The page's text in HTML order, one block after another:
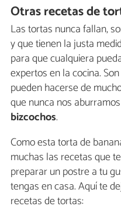
Otras recetas de
Las tortas nunca fallan,
y que tienen la justa
para que cualquiera
expertos en la cocina.
pueden hacerse de
que nunca nos
bizcochos.
Como esta torta de
muchas las recetas que
preparar un postre a tu
tengas en casa. Aquí te
recetas de tortas: